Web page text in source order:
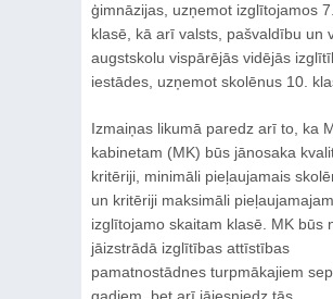
ģimnāzijas, uzņemot izglītojamos
klasē, kā arī valsts, pašvaldību un
augstskolu vispārējās vidējās
iestādes, uzņemot skolēnus 10.
Izmaiņas likumā paredz arī to, ka
kabinetam (MK) būs jānosaka
kritēriji, minimāli pieļaujamais
un kritēriji maksimāli pieļaujamajam
izglītojamo skaitam klasē. MK būs
jāizstrādā izglītības attīstības
pamatnostādnes turpmākajiem